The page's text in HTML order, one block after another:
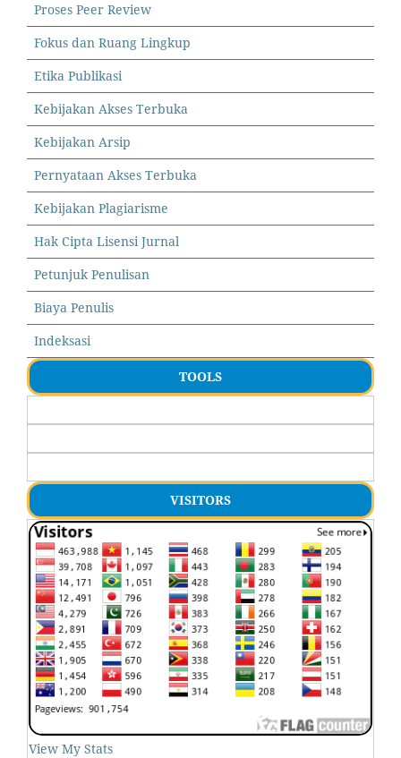
Proses Peer Review
Fokus dan Ruang Lingkup
Etika Publikasi
Kebijakan Akses Terbuka
Kebijakan Arsip
Pernyataan Akses Terbuka
Kebijakan Plagiarisme
Hak Cipta Lisensi Jurnal
Petunjuk Penulisan
Biaya Penulis
Indeksasi
TOOLS
VISITORS
View My Stats